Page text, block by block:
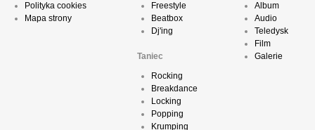
Polityka cookies
Mapa strony
Freestyle
Beatbox
Dj'ing
Taniec
Rocking
Breakdance
Locking
Popping
Krumping
Album
Audio
Teledysk
Film
Galerie